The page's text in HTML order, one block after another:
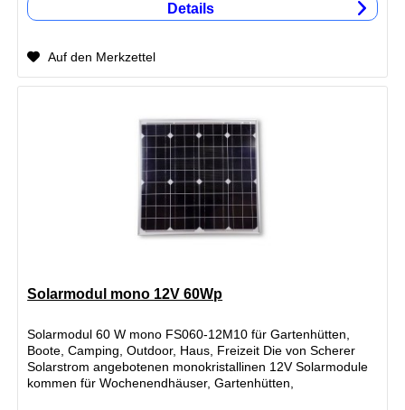
Details
Auf den Merkzettel
Solarmodul mono 12V 60Wp
Solarmodul 60 W mono FS060-12M10 für Gartenhütten,
Boote, Camping, Outdoor, Haus, Freizeit Die von Scherer
Solarstrom angebotenen monokristallinen 12V Solarmodule
kommen für Wochenendhäuser, Gartenhütten,